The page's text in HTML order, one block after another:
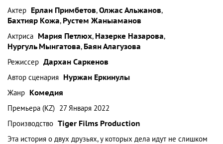
Актер Ерлан Примбетов,Олжас Альжанов,
Бахтияр Кожа, Рустем Жаныаманов
Актриса Мария Петлюх, Назерке Назарова,
Нургуль Мынгатова, Баян Алагузова
Режиссер Дархан Саркенов
Автор сценария Нуржан Еркинулы
Жанр Комедия
Премьера (KZ) 27 Января 2022
Производство Tiger Films Production
Эта история о двух друзьях, у которых дела идут не слишком